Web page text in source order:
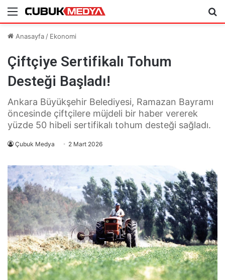
Menü
Anasayfa / Ekonomi
Çiftçiye Sertifikalı Tohum
Desteği Başladı!
Ankara Büyükşehir Belediyesi, Ramazan Bayramı
öncesinde çiftçilere müjdeli bir haber vererek
yüzde 50 hibeli sertifikalı tohum desteği sağladı.
Çubuk Medya 2 Mart 2026